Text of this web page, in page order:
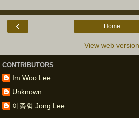
‹ Home
View web version
CONTRIBUTORS
Im Woo Lee
Unknown
이종형 Jong Lee